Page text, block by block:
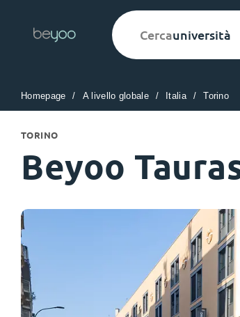
Cercaalloggio
Yugo VCARB: Verso
settore Alloggi per
La partnership pionieristica
l'innovazione, l'ambizione e
English (GB)
Homepage A livello globale Italia Torino
TORINO
Beyoo